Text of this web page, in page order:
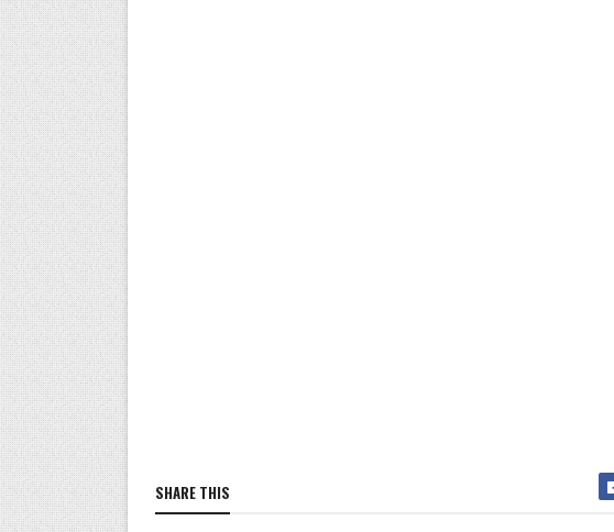
SHARE THIS